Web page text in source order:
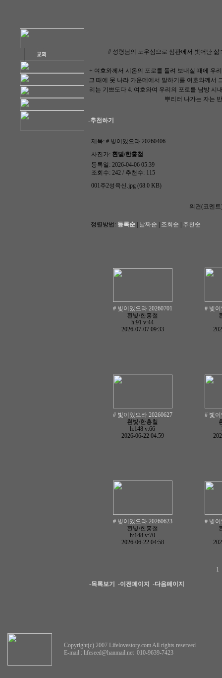
# 성령님의 도우심으로 심판에서 벗어난
+ 여호와께서 시온의 포로를 돌려 보내실 때에 우
그 때에 뭇 나라 가운데에서 말하기를 여호와께서
리는 기쁘도다 4. 여호와여 우리의 포로를 남방 시
뿌리러 나가는 자는
-추천하기
제목: # 빛이있으라 20260406
사진가: 흰빛/한홍철
등록일: 2026-04-06 05:39
조회수: 242 / 추천수: 115
001주2성육신.jpg (68.0 KB)
의견(코멘
정렬방법: 등록순 날짜순 조회순 추천순
# 빛이있으라 20260701
흰빛/한홍철
h:91 v:44
2026-07-07 09:33
# 빛이
# 빛이있으라 20260627
흰빛/한홍철
h:148 v:66
2026-06-22 04:59
# 빛이
# 빛이있으라 20260623
흰빛/한홍철
h:148 v:70
2026-06-22 04:58
# 빛이
1
-목록보기 -이전페이지 -다음페이지
Copyright(c) 2007 Lifelovestory.com All rights reserved
E-mail : lifeseed@hanmail.net 010-9639-7423